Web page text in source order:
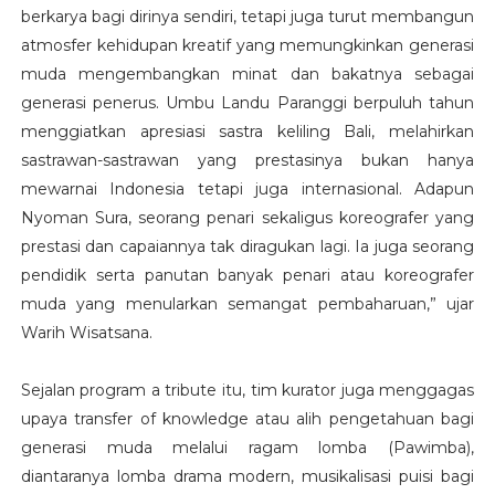
berkarya bagi dirinya sendiri, tetapi juga turut membangun
atmosfer kehidupan kreatif yang memungkinkan generasi
muda mengembangkan minat dan bakatnya sebagai
generasi penerus. Umbu Landu Paranggi berpuluh tahun
menggiatkan apresiasi sastra keliling Bali, melahirkan
sastrawan-sastrawan yang prestasinya bukan hanya
mewarnai Indonesia tetapi juga internasional. Adapun
Nyoman Sura, seorang penari sekaligus koreografer yang
prestasi dan capaiannya tak diragukan lagi. Ia juga seorang
pendidik serta panutan banyak penari atau koreografer
muda yang menularkan semangat pembaharuan,” ujar
Warih Wisatsana.
Sejalan program a tribute itu, tim kurator juga menggagas
upaya transfer of knowledge atau alih pengetahuan bagi
generasi muda melalui ragam lomba (Pawimba),
diantaranya lomba drama modern, musikalisasi puisi bagi